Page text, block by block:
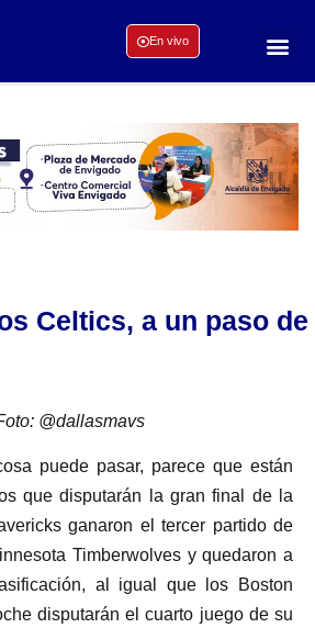
En vivo
Celtics, a un paso de
@dallasmavs
puede pasar, parece que están
que disputarán la gran final de la
ganaron el tercer partido de
Timberwolves y quedaron a
al igual que los Boston
disputarán el cuarto juego de su